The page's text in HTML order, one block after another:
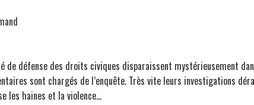
défense des droits civiques disparaissent mystérieusement
sont chargés de l’enquête. Très vite leurs investigations
les haines et la violence…